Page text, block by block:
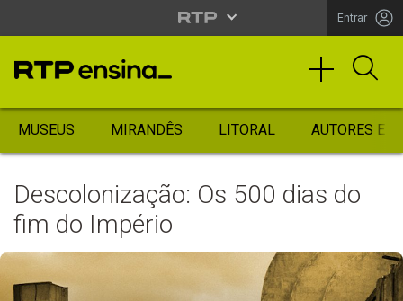
Entrar
MUSEUS MIRANDÊS LITORAL AUTORES
Descolonização: Os 500 dias do
fim do Império